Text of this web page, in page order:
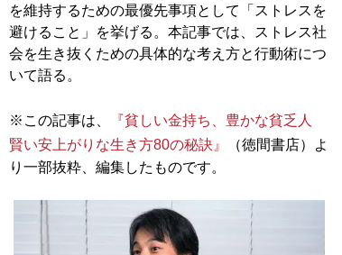
を維持するための最優先事項として「ストレスを
避けること」を挙げる。本記事では、ストレス社
会を生き抜くための具体的な考え方と行動術につ
いて語る。
※この記事は、
『貧しい金持ち、豊かな貧乏人
賢い安上がりな生き方80の秘訣』
（徳間書店）よ
り一部抜粋、編集したものです。